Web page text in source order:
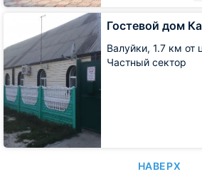
Гостевой дом
Валуйки, 1.7 км от
Частный сектор
Гостевой
Как
дома
НАВЕРХ